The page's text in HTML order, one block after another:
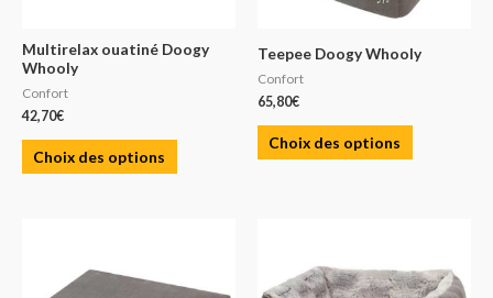
Multirelax ouatiné Doogy
Whooly
Confort
42,70€
Choix des options
Teepee Doogy Whooly
Confort
65,80€
Choix des options